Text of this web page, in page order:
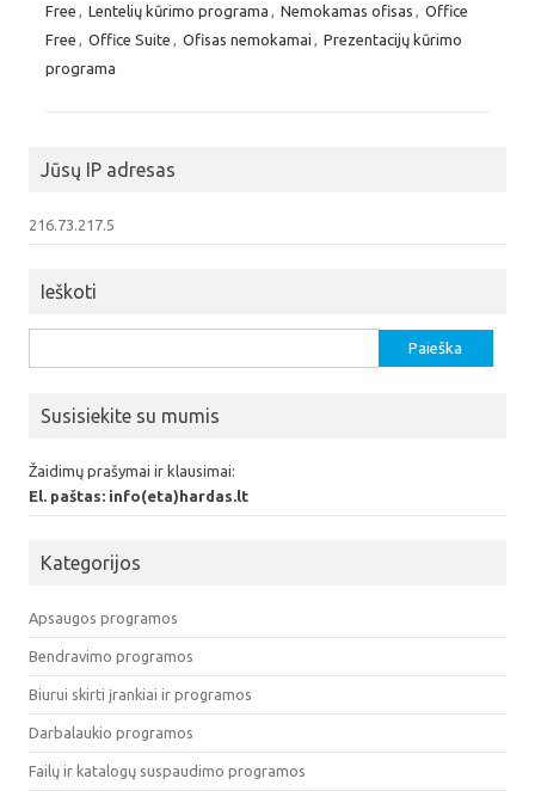
Free
Lentelių kūrimo programa Nemokamas ofisas
Office
Free
Office Suite Ofisas nemokamai
Prezentacijų kūrimo
programa
Jūsų IP adresas
216.73.217.5
Ieškoti
Susisiekite su mumis
Žaidimų prašymai ir klausimai:
El. paštas: info(eta)hardas.lt
Kategorijos
Apsaugos programos
Bendravimo programos
Biurui skirti įrankiai ir programos
Darbalaukio programos
Failų ir katalogų suspaudimo programos